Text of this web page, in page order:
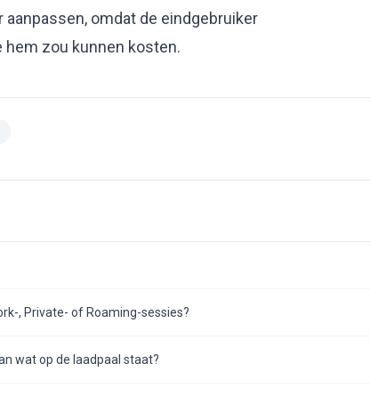
omdat de eindgebruiker
zou kunnen kosten.
, Private- of Roaming-sessies?
wat op de laadpaal staat?